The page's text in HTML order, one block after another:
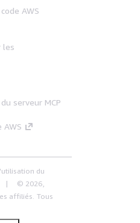
AWS
les
serveur MCP
AWS
du
© 2026,
affiliés. Tous